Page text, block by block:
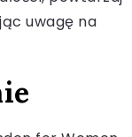
uwagę na